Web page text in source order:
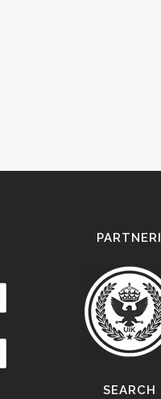
PARTNERI
SEARCH